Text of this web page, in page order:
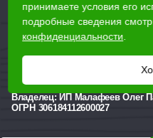
Наши магазины
Ижевск, Воткинское шоссе,
Реквизиты
Владелец: ИП Малафеев Олег
ОГРН 306184112600027
принимаете условия его
подробные сведения
конфиденциальности